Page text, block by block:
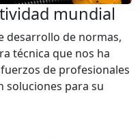
mundial
desarrollo de normas,
técnica que nos ha
de profesionales
soluciones para su